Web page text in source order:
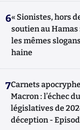
6« Sionistes, hors
soutien au Hamas
les mêmes
haine
7Carnets
Macron : l’échec
législatives de
déception -